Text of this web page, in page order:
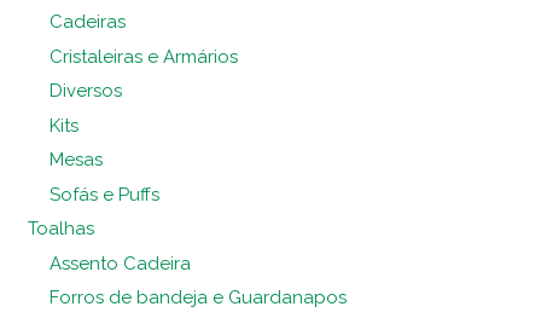
Cadeiras
Cristaleiras e Armários
Diversos
Kits
Mesas
Sofás e Puffs
Toalhas
Assento Cadeira
Forros de bandeja e Guardanapos